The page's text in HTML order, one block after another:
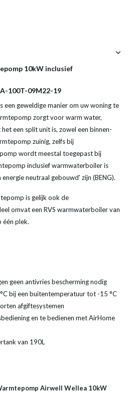
10kW inclusief
100T-09M22-19
een geweldige manier om uw woning te
zorgt voor warm water,
een split unit is, zowel een binnen-
zuinig, zelfs bij
wordt meestal toegepast bij
inclusief warmwaterboiler is
neutraal gebouwd' zijn (BENG).
is gelijk ook de
omvat een RVS warmwaterboiler van
één plek.
geen antivries bescherming nodig
bij een buitentemperatuur tot -15 °C
afgiftesystemen
en te bedienen met AirHome
van 190L
Airwell Wellea 10kW